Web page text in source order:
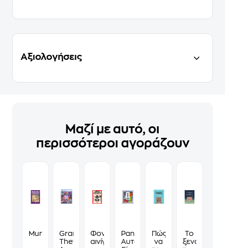
Αξιολογήσεις
Μαζί με αυτό, οι
περισσότεροι αγοράζουν
MurdokuGrand
Theft
Φονικά
αινίγματα
Panini
Αυτοκόλλητα
Πώς
να
Το
ξενοδοχείο